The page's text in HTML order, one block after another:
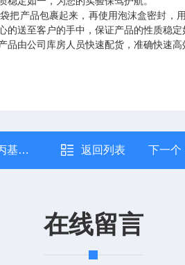
把产品包裹起来，再使用泡沫盒密封，
送至客户的手中，保证产品的性质稳定
由公司库房人员快速配货，准确快速高
聚物 返回列表 下一个
在线留言